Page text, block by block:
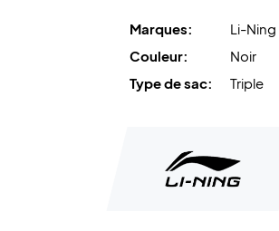
Marques:
Li-Ning
Couleur:
Noir
Type de sac:
Triple